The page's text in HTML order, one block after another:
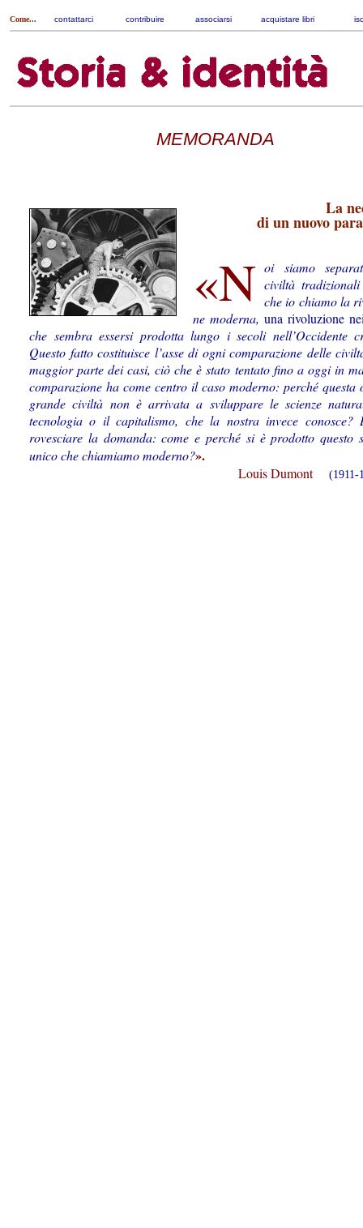
Come... contattarci contribuire associarsi acquistare libri
MEMORANDA
La
di un nuovo
«N oi siamo
civiltà
che io chiamo la
ne moderna, una rivoluzione
che sembra essersi prodotta lungo i secoli nell’Occidente
Questo fatto costituisce l’asse di ogni comparazione delle
maggior parte dei casi, ciò che è stato tentato fino a oggi in
comparazione ha come centro il caso moderno: perché questa
grande civiltà non è arrivata a sviluppare le scienze
tecnologia o il capitalismo, che la nostra invece conosce?
rovesciare la domanda: come e perché si è prodotto questo
unico che chiamiamo moderno?».
Louis Dumont (1911-